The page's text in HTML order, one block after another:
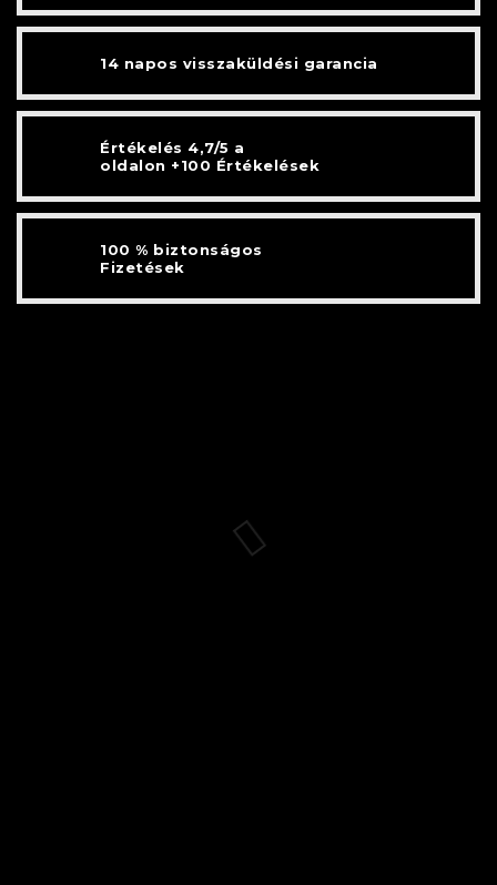
14 napos visszaküldési garancia
Értékelés 4,7/5 a
oldalon +100 Értékelések
100 % biztonságos
Fizetések